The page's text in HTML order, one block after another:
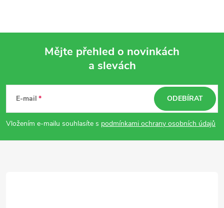
p
a
Mějte přehled o novinkách
a slevách
E-mail
Vložením e-mailu souhlasíte s podmínkami ochrany osobních údajů
ODEBÍRAT